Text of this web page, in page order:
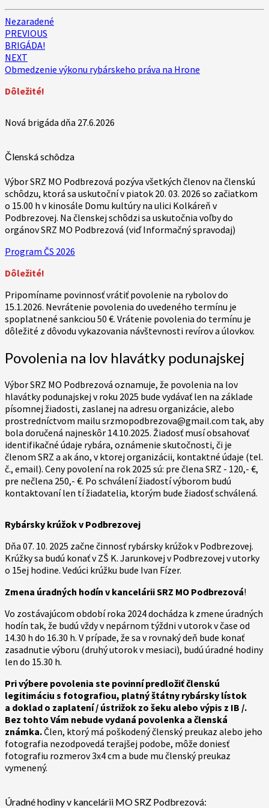
Nezaradené
Post
navigation
PREVIOUS
BRIGÁDA!
NEXT
Obmedzenie výkonu rybárskeho práva na Hrone
Dôležité!
Nová brigáda dňa 27.6.2026
Členská schôdza
Výbor SRZ MO Podbrezová pozýva všetkých členov na členskú
schôdzu, ktorá sa uskutoční v piatok 20. 03. 2026 so začiatkom
o 15.00 h v kinosále Domu kultúry na ulici Kolkáreň v
Podbrezovej. Na členskej schôdzi sa uskutočnia voľby do
orgánov SRZ MO Podbrezová (viď Informačný spravodaj)
Program ČS 2026
Dôležité!
Pripomíname povinnosť vrátiť povolenie na rybolov do
15.1.2026. Nevrátenie povolenia do uvedeného termínu je
spoplatnené sankciou 50 €. Vrátenie povolenia do termínu je
dôležité z dôvodu vykazovania návštevnosti revírov a úlovkov.
Povolenia na lov hlavátky podunajskej
Výbor SRZ MO Podbrezová oznamuje, že povolenia na lov
hlavátky podunajskej v roku 2025 bude vydávať len na základe
písomnej žiadosti, zaslanej na adresu organizácie, alebo
prostredníctvom mailu srzmopodbrezova@gmail.com tak, aby
bola doručená najneskôr 14.10.2025. Žiadosť musí obsahovať
identifikačné údaje rybára, oznámenie skutočnosti, či je
členom SRZ a ak áno, v ktorej organizácii, kontaktné údaje (tel.
č., email). Ceny povolení na rok 2025 sú: pre člena SRZ - 120,- €,
pre nečlena 250,- €. Po schválení žiadostí výborom budú
kontaktovaní len tí žiadatelia, ktorým bude žiadosť schválená.
Rybársky krúžok v Podbrezovej
Dňa 07. 10. 2025 začne činnosť rybársky krúžok v Podbrezovej.
Krúžky sa budú konať v ZŠ K. Jarunkovej v Podbrezovej v utorky
o 15ej hodine. Vedúci krúžku bude Ivan Fízer.
Zmena úradných hodín v kancelárii SRZ MO Podbrezová!
Vo zostávajúcom období roka 2024 dochádza k zmene úradných
hodín tak, že budú vždy v nepárnom týždni v utorok v čase od
14.30 h do 16.30 h. V prípade, že sa v rovnaký deň bude konať
zasadnutie výboru (druhý utorok v mesiaci), budú úradné hodiny
len do 15.30 h.
Pri výbere povolenia ste povinní predložiť členskú
legitimáciu s fotografiou, platný štátny rybársky lístok
a doklad o zaplatení / ústrižok zo šeku alebo výpis z IB /.
Bez tohto Vám nebude vydaná povolenka a členská
známka.Člen, ktorý má poškodený členský preukaz alebo jeho
fotografia nezodpovedá terajšej podobe, môže doniesť
fotografiu rozmerov 3x4 cm a bude mu členský preukaz
vymenený.
Úradné hodiny v kancelárii MO SRZ Podbrezová: